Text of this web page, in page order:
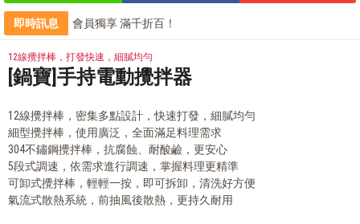
即時訊息
會員獨享 滿千折百！
部落客的星級料理，就靠這台IH電子鍋
部落客的氣炸私房菜，不藏私分享
12線攪拌棒，打發快速，細膩均勻
[鍋寶]手持電動攪拌器
12線攪拌棒，密集多點設計，快速打發，細膩均勻
細型攪拌棒，使用廣泛，全面滿足料理需求
304不鏽鋼攪拌棒，抗腐蝕、耐酸鹼，更安心
5段式調速，依需求進行調速，掌握料理更精準
可卸式攪拌棒，輕輕一按，即可拆卸，清洗好方便
氣流式散熱系統，前抽風後散熱，更持久耐用